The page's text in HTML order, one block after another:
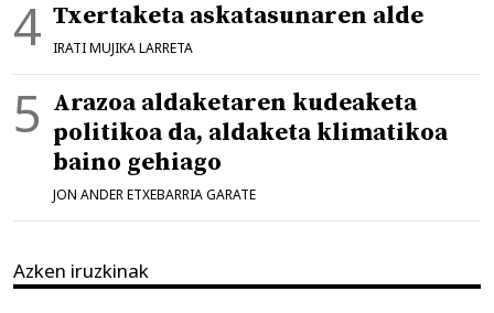
Txertaketa askatasunaren alde
IRATI MUJIKA LARRETA
Arazoa aldaketaren kudeaketa
politikoa da, aldaketa klimatikoa
baino gehiago
JON ANDER ETXEBARRIA GARATE
Azken iruzkinak